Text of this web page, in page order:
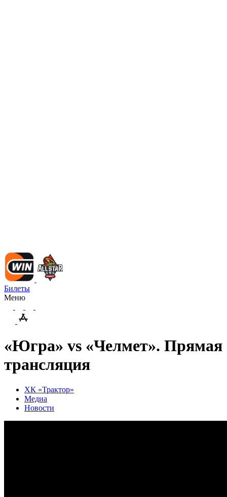
Билеты
Меню
«Югра» vs «Челмет». Прямая
трансляция
ХК «Трактор»
Медиа
Новости